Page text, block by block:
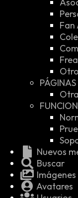
Fan
Nuevos
Buscar
Imágenes
Avatares